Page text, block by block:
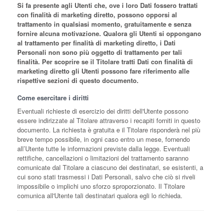
Si fa presente agli Utenti che, ove i loro Dati fossero trattati
con finalità di marketing diretto, possono opporsi al
trattamento in qualsiasi momento, gratuitamente e senza
fornire alcuna motivazione. Qualora gli Utenti si oppongano
al trattamento per finalità di marketing diretto, i Dati
Personali non sono più oggetto di trattamento per tali
finalità. Per scoprire se il Titolare tratti Dati con finalità di
marketing diretto gli Utenti possono fare riferimento alle
rispettive sezioni di questo documento.
Come esercitare i diritti
Eventuali richieste di esercizio dei diritti dell'Utente possono
essere indirizzate al Titolare attraverso i recapiti forniti in questo
documento. La richiesta è gratuita e il Titolare risponderà nel più
breve tempo possibile, in ogni caso entro un mese, fornendo
all’Utente tutte le informazioni previste dalla legge. Eventuali
rettifiche, cancellazioni o limitazioni del trattamento saranno
comunicate dal Titolare a ciascuno dei destinatari, se esistenti, a
cui sono stati trasmessi i Dati Personali, salvo che ciò si riveli
impossibile o implichi uno sforzo sproporzionato. Il Titolare
comunica all'Utente tali destinatari qualora egli lo richieda.